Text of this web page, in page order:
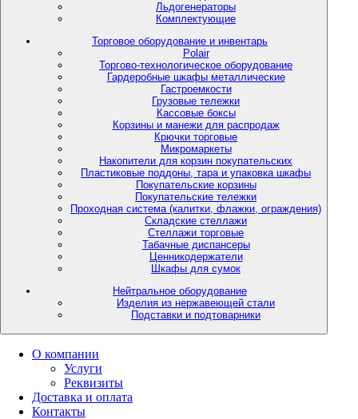
Льдогенераторы
Комплектующие
Торговое оборудование и инвентарь
Polair
Торгово-технологическое оборудование
Гардеробные шкафы металлические
Гастроемкости
Грузовые тележки
Кассовые боксы
Корзины и манежи для распродаж
Крючки торговые
Микромаркеты
Накопители для корзин покупательских
Пластиковые поддоны, тара и упаковка шкафы
Покупательские корзины
Покупательские тележки
Проходная система (калитки, флажки, ограждения)
Складские стеллажи
Стеллажи торговые
Табачные диспансеры
Ценникодержатели
Шкафы для сумок
Нейтральное оборудование
Изделия из нержавеющей стали
Подставки и подтоварники
О компании
Услуги
Реквизиты
Доставка и оплата
Контакты